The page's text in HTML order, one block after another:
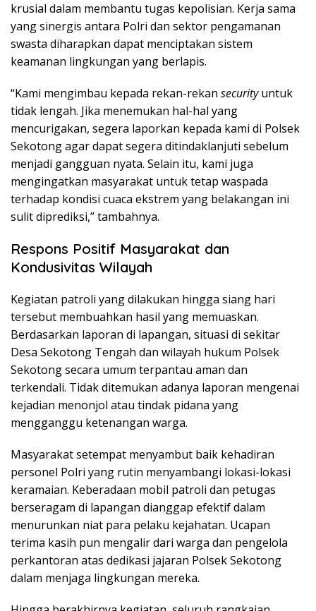
krusial dalam membantu tugas kepolisian. Kerja sama
yang sinergis antara Polri dan sektor pengamanan
swasta diharapkan dapat menciptakan sistem
keamanan lingkungan yang berlapis.
“Kami mengimbau kepada rekan-rekan securityuntuk
tidak lengah. Jika menemukan hal-hal yang
mencurigakan, segera laporkan kepada kami di Polsek
Sekotong agar dapat segera ditindaklanjuti sebelum
menjadi gangguan nyata. Selain itu, kami juga
mengingatkan masyarakat untuk tetap waspada
terhadap kondisi cuaca ekstrem yang belakangan ini
sulit diprediksi,” tambahnya.
Respons Positif Masyarakat dan
Kondusivitas Wilayah
Kegiatan patroli yang dilakukan hingga siang hari
tersebut membuahkan hasil yang memuaskan.
Berdasarkan laporan di lapangan, situasi di sekitar
Desa Sekotong Tengah dan wilayah hukum Polsek
Sekotong secara umum terpantau aman dan
terkendali. Tidak ditemukan adanya laporan mengenai
kejadian menonjol atau tindak pidana yang
mengganggu ketenangan warga.
Masyarakat setempat menyambut baik kehadiran
personel Polri yang rutin menyambangi lokasi-lokasi
keramaian. Keberadaan mobil patroli dan petugas
berseragam di lapangan dianggap efektif dalam
menurunkan niat para pelaku kejahatan. Ucapan
terima kasih pun mengalir dari warga dan pengelola
perkantoran atas dedikasi jajaran Polsek Sekotong
dalam menjaga lingkungan mereka.